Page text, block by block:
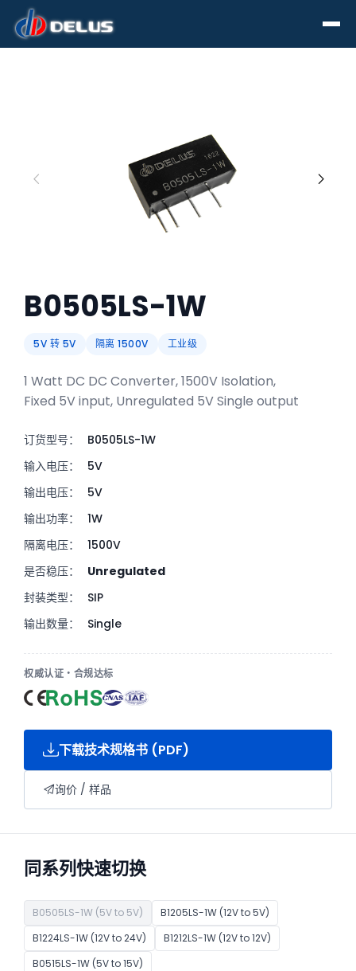
B0505LS-1W
5V 转 5V 隔离 1500V 工业级
1 Watt DC DC Converter, 1500V Isolation,
Fixed 5V input, Unregulated 5V Single output
订货型号：
B0505LS-1W
输入电压：
5V
输出电压：
5V
输出功率：
1W
隔离电压：
1500V
是否稳压：
Unregulated
封装类型：
SIP
输出数量：
Single
权威认证・合规达标
下载技术规格书 (PDF)
询价 / 样品
同系列快速切换
B0505LS-1W (5V to 5V)
B1205LS-1W (12V to 5V)
B1224LS-1W (12V to 24V)
B1212LS-1W (12V to 12V)
B0515LS-1W (5V to 15V)